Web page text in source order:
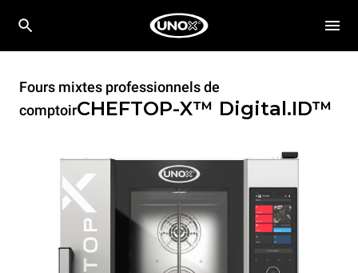
Fours mixtes professionnels de
comptoirCHEFTOP-X™ Digital.ID™